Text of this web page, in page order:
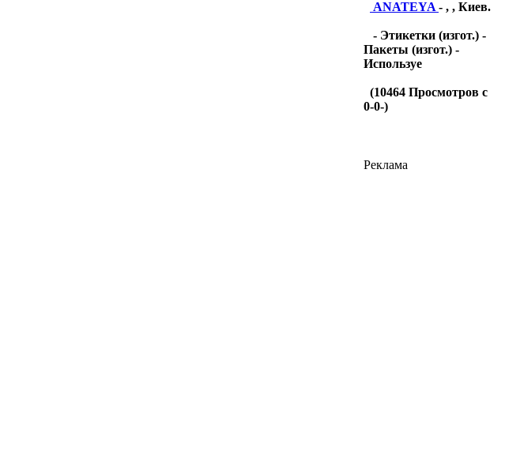
ANATEYA - , , Киев.
- Этикетки (изгот.) -
Пакеты (изгот.) -
Используе
(10464 Просмотров с
0-0-)
Реклама